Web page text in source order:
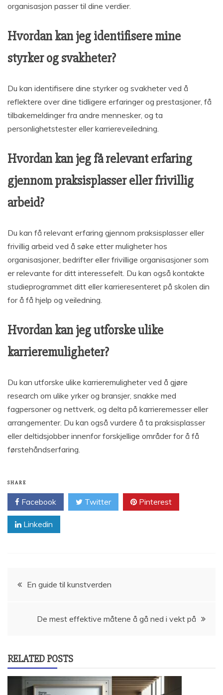
organisasjon passer til dine verdier.
Hvordan kan jeg identifisere mine
styrker og svakheter?
Du kan identifisere dine styrker og svakheter ved å
reflektere over dine tidligere erfaringer og prestasjoner, få
tilbakemeldinger fra andre mennesker, og ta
personlighetstester eller karriereveiledning.
Hvordan kan jeg få relevant erfaring
gjennom praksisplasser eller frivillig
arbeid?
Du kan få relevant erfaring gjennom praksisplasser eller
frivillig arbeid ved å søke etter muligheter hos
organisasjoner, bedrifter eller frivillige organisasjoner som
er relevante for ditt interessefelt. Du kan også kontakte
studieprogrammet ditt eller karrieresenteret på skolen din
for å få hjelp og veiledning.
Hvordan kan jeg utforske ulike
karrieremuligheter?
Du kan utforske ulike karrieremuligheter ved å gjøre
research om ulike yrker og bransjer, snakke med
fagpersoner og nettverk, og delta på karrieremesser eller
arrangementer. Du kan også vurdere å ta praksisplasser
eller deltidsjobber innenfor forskjellige områder for å få
førstehåndserfaring.
SHARE
Facebook Twitter Pinterest
Linkedin
Innleggsnavigasjon
En guide til kunstverden
De mest effektive måtene å gå ned i vekt på
RELATED POSTS